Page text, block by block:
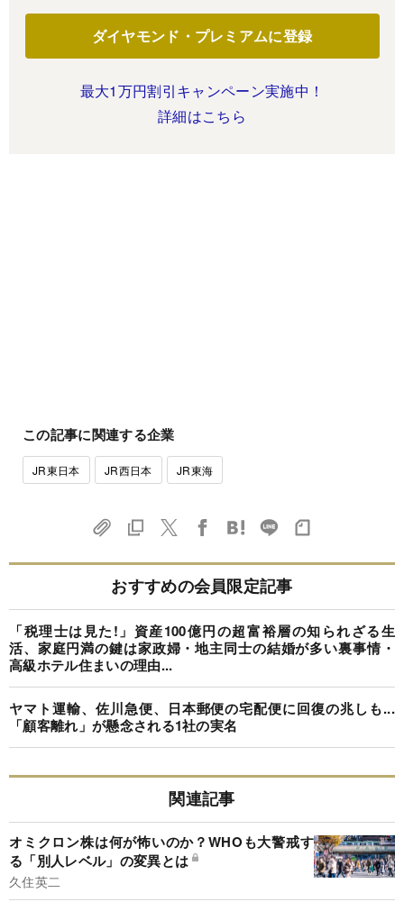
ダイヤモンド・プレミアムに登録
最大1万円割引キャンペーン実施中！
詳細はこちら
この記事に関連する企業
JR東日本 JR西日本 JR東海
おすすめの会員限定記事
「税理士は見た!」資産100億円の超富裕層の知られざる生
活、家庭円満の鍵は家政婦・地主同士の結婚が多い裏事情・
高級ホテル住まいの理由...
ヤマト運輸、佐川急便、日本郵便の宅配便に回復の兆しも...
「顧客離れ」が懸念される1社の実名
関連記事
オミクロン株は何が怖いのか？WHOも大警戒す
る「別人レベル」の変異とは
久住英二